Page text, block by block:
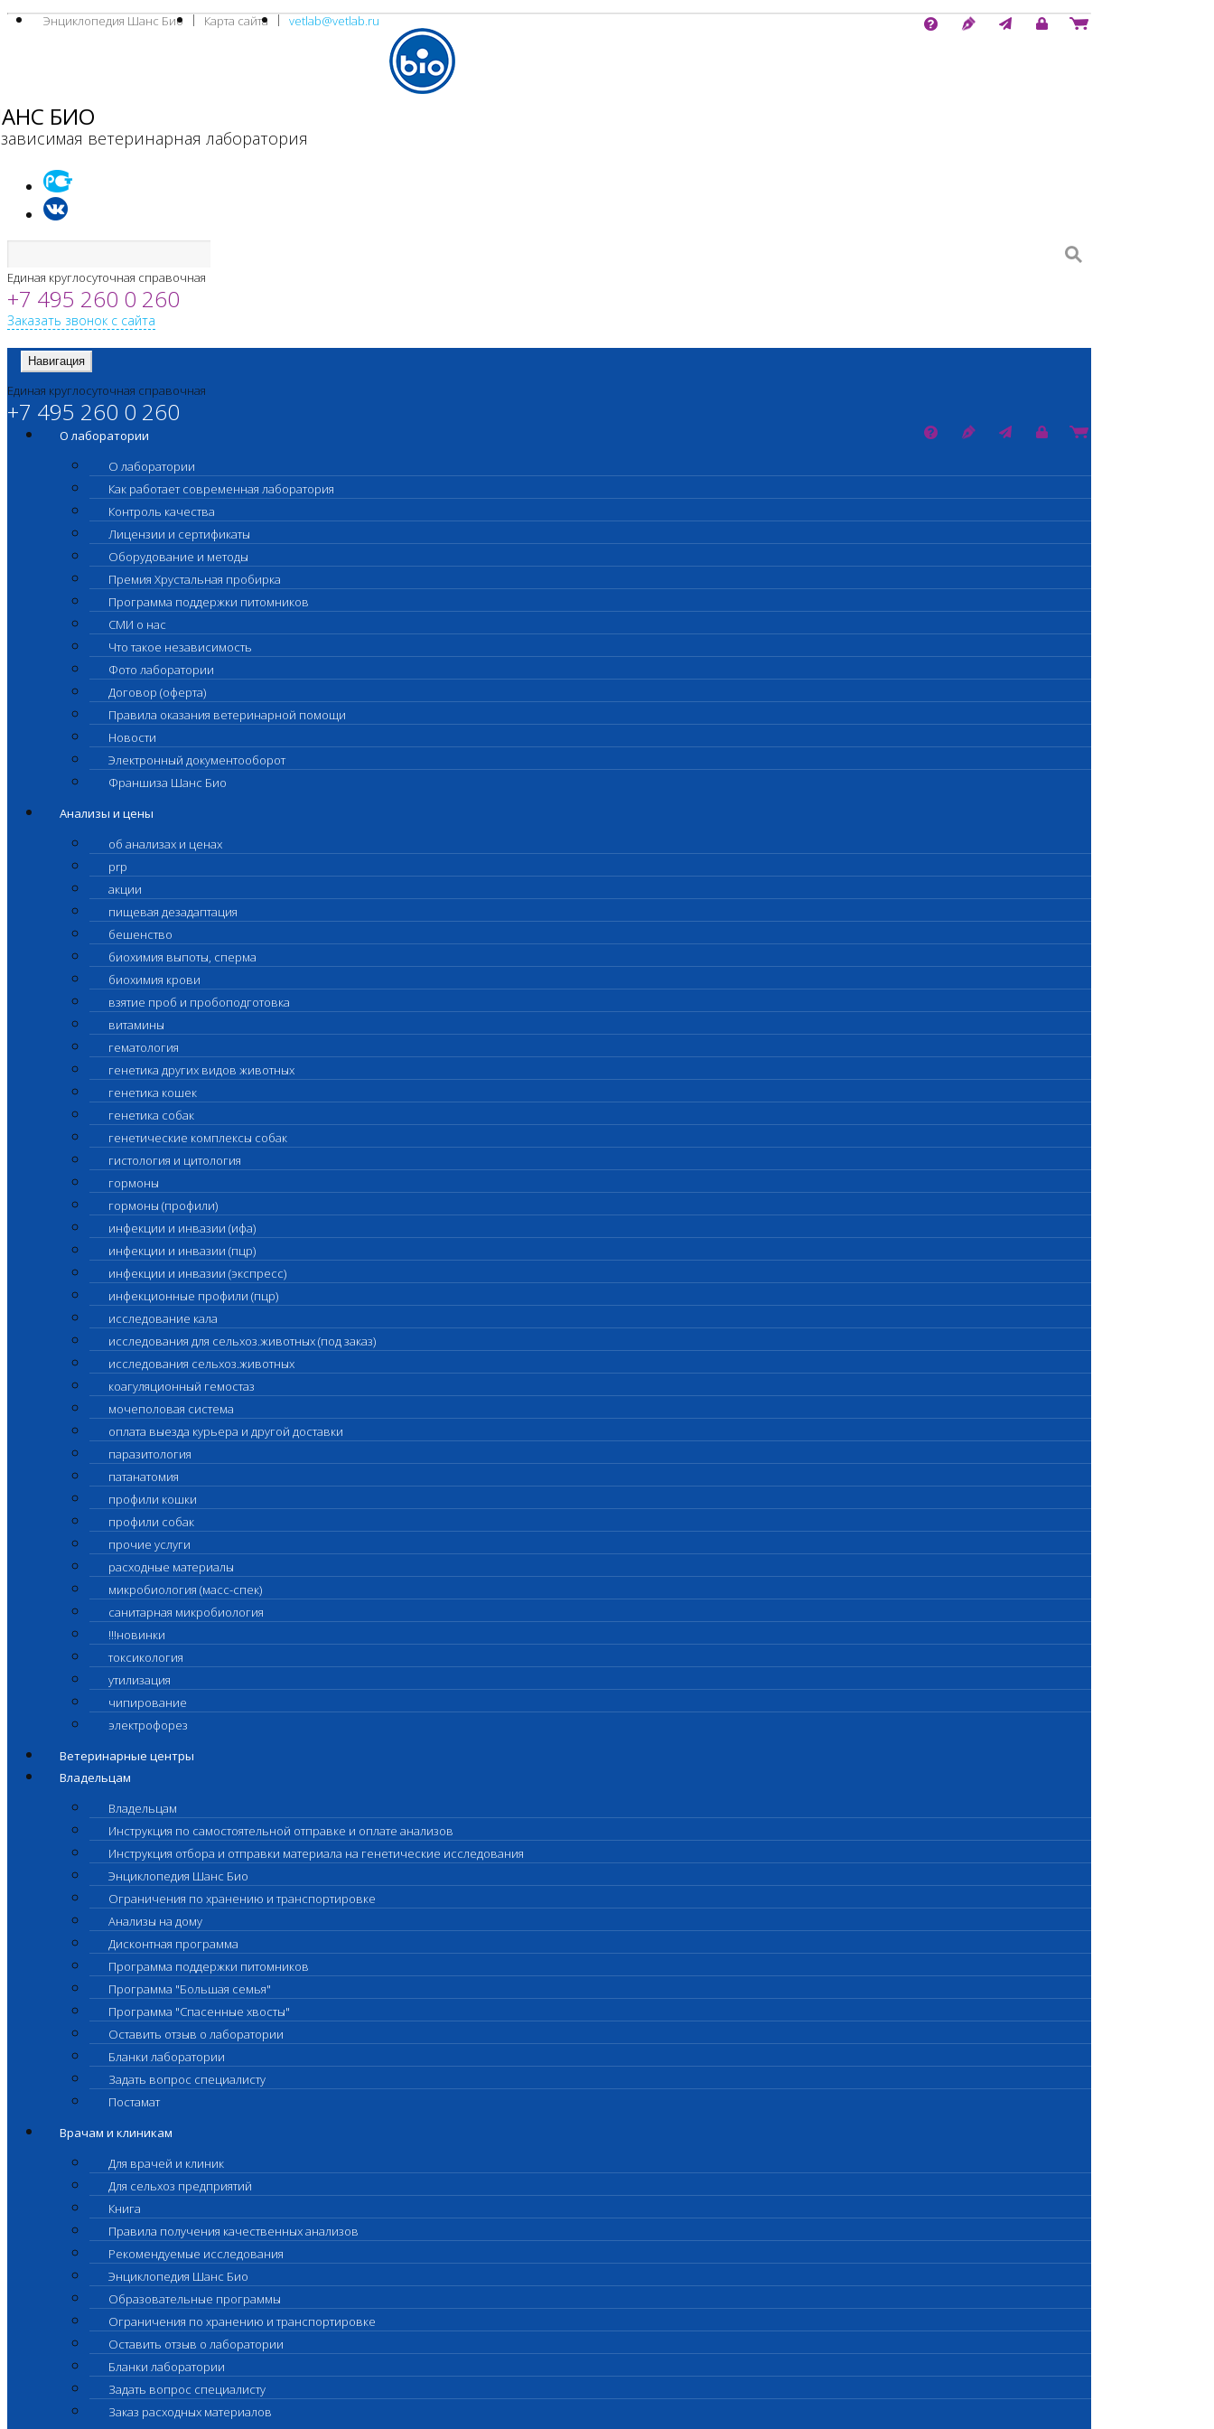
Энциклопедия Шанс Био Карта сайта vetlab@vetlab.ru
БИО
ветеринарная лаборатория
Единая круглосуточная справочная
+7 495 260 0 260
Заказать звонок с сайта
Навигация
Единая круглосуточная справочная
+7 495 260 0 260
О лаборатории
О лаборатории
Как работает современная лаборатория
Контроль качества
Лицензии и сертификаты
Оборудование и методы
Премия Хрустальная пробирка
Программа поддержки питомников
СМИ о нас
Что такое независимость
Фото лаборатории
Договор (оферта)
Правила оказания ветеринарной помощи
Новости
Электронный документооборот
Франшиза Шанс Био
Анализы и цены
об анализах и ценах
prp
акции
пищевая дезадаптация
бешенство
биохимия выпоты, сперма
биохимия крови
взятие проб и пробоподготовка
витамины
гематология
генетика других видов животных
генетика кошек
генетика собак
генетические комплексы собак
гистология и цитология
гормоны
гормоны (профили)
инфекции и инвазии (ифа)
инфекции и инвазии (пцр)
инфекции и инвазии (экспресс)
инфекционные профили (пцр)
исследование кала
исследования для сельхоз.животных (под заказ)
исследования сельхоз.животных
коагуляционный гемостаз
мочеполовая система
оплата выезда курьера и другой доставки
паразитология
патанатомия
профили кошки
профили собак
прочие услуги
расходные материалы
микробиология (масс-спек)
санитарная микробиология
!!!новинки
токсикология
утилизация
чипирование
электрофорез
Ветеринарные центры
Владельцам
Владельцам
Инструкция по самостоятельной отправке и оплате анализов
Инструкция отбора и отправки материала на генетические исследования
Энциклопедия Шанс Био
Ограничения по хранению и транспортировке
Анализы на дому
Дисконтная программа
Программа поддержки питомников
Программа "Большая семья"
Программа "Спасенные хвосты"
Оставить отзыв о лаборатории
Бланки лаборатории
Задать вопрос специалисту
Постамат
Врачам и клиникам
Для врачей и клиник
Для сельхоз предприятий
Книга
Правила получения качественных анализов
Рекомендуемые исследования
Энциклопедия Шанс Био
Образовательные программы
Ограничения по хранению и транспортировке
Оставить отзыв о лаборатории
Бланки лаборатории
Задать вопрос специалисту
Заказ расходных материалов